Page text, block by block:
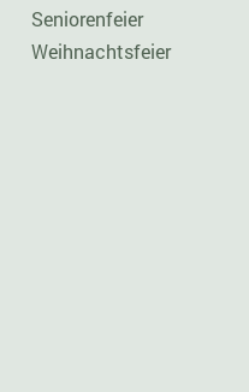
Seniorenfeier
Weihnachtsfeier